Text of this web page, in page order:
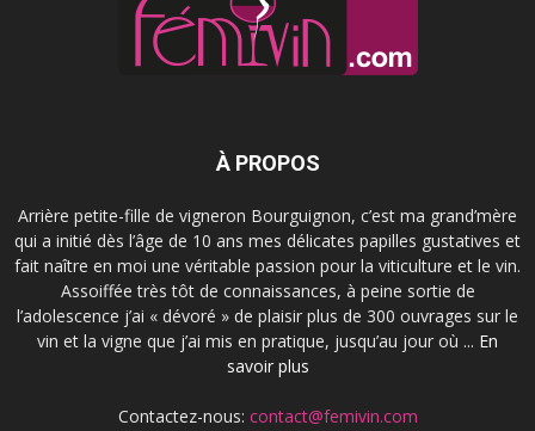
À PROPOS
Arrière petite-fille de vigneron Bourguignon, c’est ma grand’mère
qui a initié dès l’âge de 10 ans mes délicates papilles gustatives et
fait naître en moi une véritable passion pour la viticulture et le vin.
Assoiffée très tôt de connaissances, à peine sortie de
l’adolescence j’ai « dévoré » de plaisir plus de 300 ouvrages sur le
vin et la vigne que j’ai mis en pratique, jusqu’au jour où ... En
savoir plus
Contactez-nous: contact@femivin.com